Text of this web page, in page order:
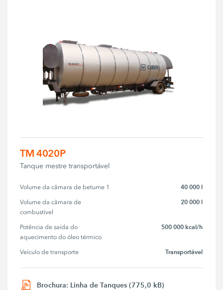
TM 4020P
Tanque mestre transportável
Volume da câmara de betume 1 40 000 l
Volume da câmara de
combustível
20 000 l
Potência de saída do
aquecimento do óleo térmico
500 000 kcal/h
Veículo de transporte Transportável
Brochura: Linha de Tanques (775,0 kB)